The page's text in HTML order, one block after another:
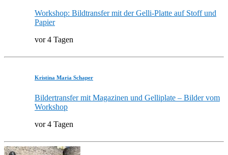
Workshop: Bildtransfer mit der Gelli-Platte auf Stoff und
Papier
vor 4 Tagen
Kristina Maria Schaper
Bildertransfer mit Magazinen und Gelliplate – Bilder vom
Workshop
vor 4 Tagen